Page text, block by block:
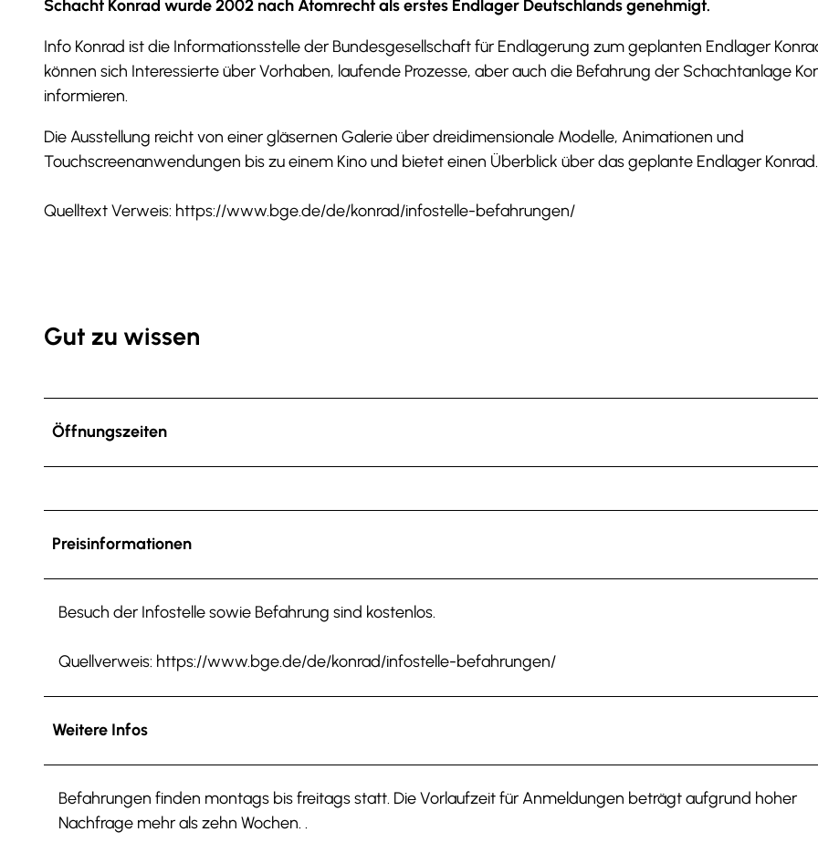
t
e
i
Schacht Konrad wurde 2002 nach Atomrecht als erstes Endlager Deutschlands genehmigt.
Info Konrad ist die Informationsstelle der Bundesgesellschaft für Endlagerung zum geplanten Endlager
können sich Interessierte über Vorhaben, laufende Prozesse, aber auch die Befahrung der Schachtanlage
informieren.
Die Ausstellung reicht von einer gläsernen Galerie über dreidimensionale Modelle, Animationen und
Touchscreenanwendungen bis zu einem Kino und bietet einen Überblick über das geplante Endlager Konrad.
Quelltext Verweis: https://www.bge.de/de/konrad/infostelle-befahrungen/
Gut zu wissen
Öffnungszeiten
Preisinformationen
Besuch der Infostelle sowie Befahrung sind kostenlos.
Quellverweis: https://www.bge.de/de/konrad/infostelle-befahrungen/
Weitere Infos
Befahrungen finden montags bis freitags statt. Die Vorlaufzeit für Anmeldungen beträgt aufgrund hoher
Nachfrage mehr als zehn Wochen. .